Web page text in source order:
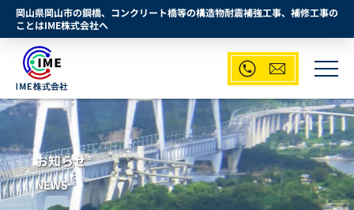
岡山県岡山市の鋼橋、コンクリート橋等の構造物耐震補強工事、補修工事の
ことはIME株式会社へ
 
お知らせ
NEWS